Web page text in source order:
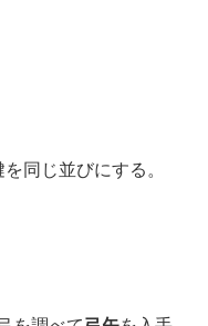
同じ並びにする。